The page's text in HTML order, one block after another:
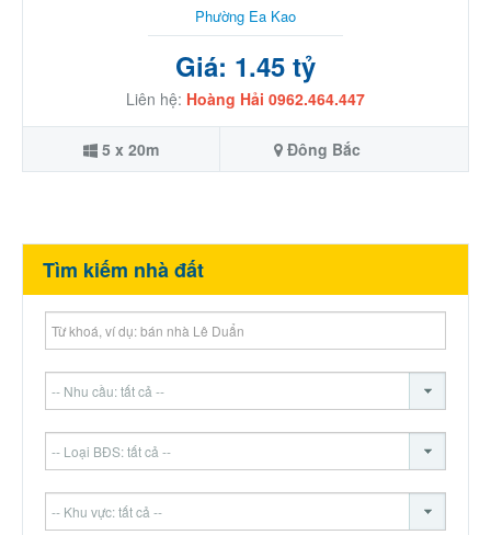
Phường Ea Kao
Giá: 1.45 tỷ
Liên hệ: Hoàng Hải 0962.464.447
5 x 20m Đông Bắc
Tìm kiếm nhà đất